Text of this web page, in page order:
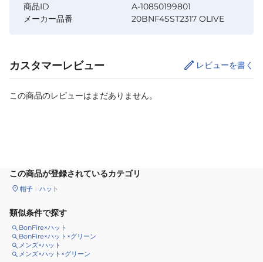
商品ID
A-10850199801
メーカー品番
20BNF4SST2317 OLIVE
カスタマーレビュー レビューを書く
この商品のレビューはまだありません。
この商品が登録されているカテゴリ
帽子 ハット
類似条件で探す
BonFire×ハット
BonFire×ハット×グリーン
メンズ×ハット
メンズ×ハット×グリーン